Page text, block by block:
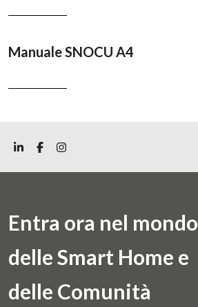
Manuale SNOCU A4
Entra ora nel mondo
delle Smart Home e
delle Comunità